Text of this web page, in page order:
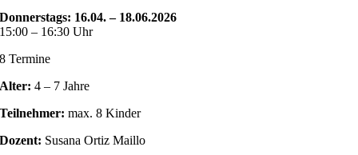
Donnerstags: 16.04. – 18.06.2026
15:00 – 16:30 Uhr
8 Termine
Alter: 4 – 7 Jahre
Teilnehmer: max. 8 Kinder
Dozent: Susana Ortiz Maillo